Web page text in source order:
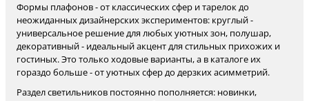
Формы плафонов - от классических сфер и тарелок до
неожиданных дизайнерских экспериментов: круглый -
универсальное решение для любых уютных зон, полушар,
декоративный - идеальный акцент для стильных прихожих и
гостиных. Это только ходовые варианты, а в каталоге их
гораздо больше - от уютных сфер до дерзких асимметрий.
Раздел светильников постоянно пополняется: новинки,